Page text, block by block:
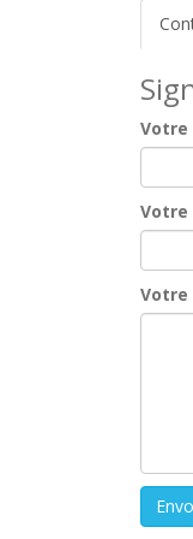
Votre
Votre
Votre